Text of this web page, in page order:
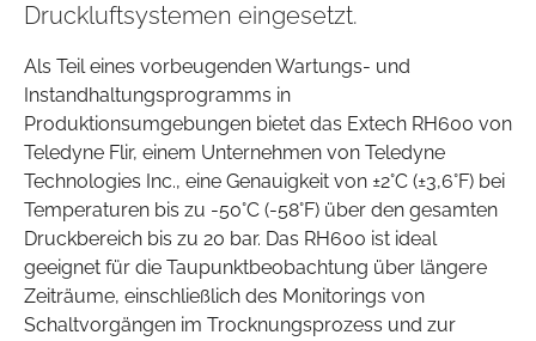
Druckluftsystemen eingesetzt.
Als Teil eines vorbeugenden Wartungs- und
Instandhaltungsprogramms in
Produktionsumgebungen bietet das Extech RH600 von
Teledyne Flir, einem Unternehmen von Teledyne
Technologies Inc., eine Genauigkeit von ±2°C (±3,6°F) bei
Temperaturen bis zu -50°C (-58°F) über den gesamten
Druckbereich bis zu 20 bar. Das RH600 ist ideal
geeignet für die Taupunktbeobachtung über längere
Zeiträume, einschließlich des Monitorings von
Schaltvorgängen im Trocknungsprozess und zur